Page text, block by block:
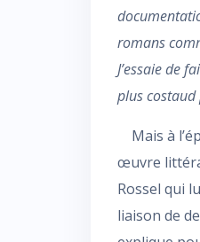
romans
J’essaie de
plus costaud
Mais à
œuvre
Rossel qui
liaison de